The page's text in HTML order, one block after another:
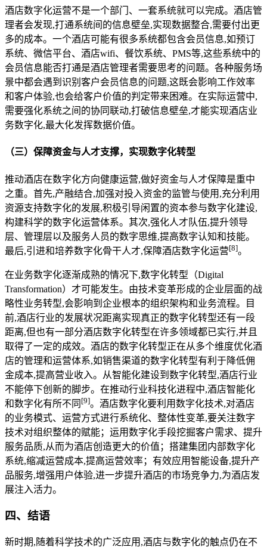
酒店数字化运营不是一个部门、一套系统就可以完成。酒店管
理者会发现,打通系统间的信息壁垒,实现数据整合,需要付出更
多的成本。一个酒店可能有很多系统都包含会员信息,如预订
系统、微信平台、酒店wifi、餐饮系统、PMS等,这些系统中的
会员信息能否打通是酒店管理者需要思考的问题。各种服务场
景中都会遇到识别客户会员信息的问题,这既会影响工作效率
和客户体验,也会给客户价值的判定带来困难。在实际运营中,
需要强化系统之间的协同联动,打破信息壁垒,才能实现酒店业
务数字化,最大化发挥数据价值。
（三）保障资金与人才支撑，实现数字化转型
推动酒店在数字化方向健康运营,做好资金与人才保障是重中
之重。首先,产融结合,加强对投入资金的监管与使用,充分利用
资源支持数字化的发展,积极引导闲置的资本参与数字化建设,
构建科学的数字化运营体系。其次,强化人才队伍,提升领导
层、管理层以及服务人员的数字思维,提高数字认知和技能。
最后,引进和培养数字化骨干人才,保障酒店数字化运营[8]。
在业务数字化逐渐成熟的情况下,数字化转型（Digital
Transformation）才可能发生。由技术变革形成的企业层面的战
略性业务转型,会影响到企业根本的组织架构和业务流程。目
前,酒店行业的发展状况距离实现真正的数字化转型还有一段
距离,但也有一部分酒店数字化转型在许多领域都已实行,并且
取得了一定的成效。酒店的数字化转型正在从多个维度优化酒
店的管理和运营体系,如销售渠道的数字化转型有利于降低佣
金成本,提高营业收入。从智能化建设到数字化转型,酒店行业
不能停下创新的脚步。在推动行业科技化进程中,酒店智能化
和数字化有所不同 [9]。酒店数字化要利用数字化技术,对酒店
的业务模式、运营方式进行系统化、整体性变革,要关注数字
技术对组织整体的赋能；运用数字化手段挖掘客户需求、提升
服务品质,从而为酒店创造更大的价值；搭建集团内部数字化
系统,缩减运营成本,提高运营效率；有效应用智能设备,提升产
品服务,增强用户体验,进一步提升酒店的市场竞争力,为酒店发
展注入活力。
四、结语
新时期,随着科学技术的广泛应用,酒店与数字化的触点仍在不